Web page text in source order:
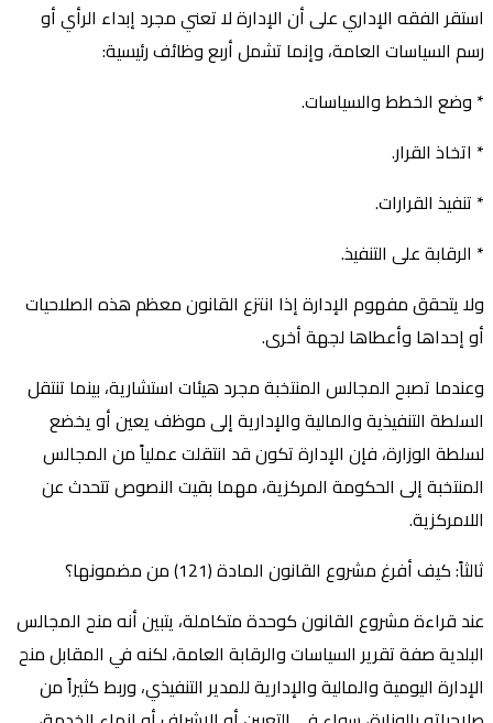
استقر الفقه الإداري على أن الإدارة لا تعني مجرد إبداء الرأي أو
رسم السياسات العامة، وإنما تشمل أربع وظائف رئيسية:
* وضع الخطط والسياسات.
* اتخاذ القرار.
* تنفيذ القرارات.
* الرقابة على التنفيذ.
ولا يتحقق مفهوم الإدارة إذا انتزع القانون معظم هذه الصلاحيات
أو إحداها وأعطاها لجهة أخرى.
وعندما تصبح المجالس المنتخبة مجرد هيئات استشارية، بينما تنتقل
السلطة التنفيذية والمالية والإدارية إلى موظف يعين أو يخضع
لسلطة الوزارة، فإن الإدارة تكون قد انتقلت عملياً من المجالس
المنتخبة إلى الحكومة المركزية، مهما بقيت النصوص تتحدث عن
اللامركزية.
ثالثاً: كيف أفرغ مشروع القانون المادة (121) من مضمونها؟
عند قراءة مشروع القانون كوحدة متكاملة، يتبين أنه منح المجالس
البلدية صفة تقرير السياسات والرقابة العامة، لكنه في المقابل منح
الإدارة اليومية والمالية والإدارية للمدير التنفيذي، وربط كثيراً من